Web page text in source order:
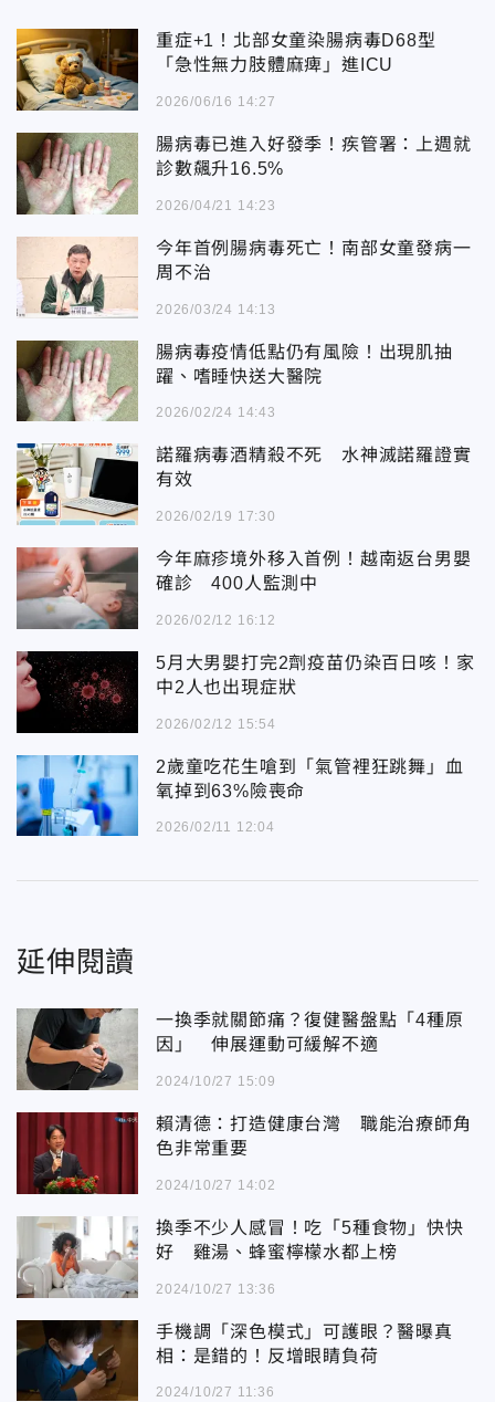
重症+1！北部女童染腸病毒D68型
「急性無力肢體麻痺」進ICU
2026/06/16 14:27
腸病毒已進入好發季！疾管署：上週就
診數飆升16.5%
2026/04/21 14:23
今年首例腸病毒死亡！南部女童發病一
周不治
2026/03/24 14:13
腸病毒疫情低點仍有風險！出現肌抽
躍、嗜睡快送大醫院
2026/02/24 14:43
諾羅病毒酒精殺不死 水神滅諾羅證實
有效
2026/02/19 17:30
今年麻疹境外移入首例！越南返台男嬰
確診 400人監測中
2026/02/12 16:12
5月大男嬰打完2劑疫苗仍染百日咳！家
中2人也出現症狀
2026/02/12 15:54
2歲童吃花生嗆到「氣管裡狂跳舞」血
氧掉到63%險喪命
2026/02/11 12:04
延伸閱讀
一換季就關節痛？復健醫盤點「4種原
因」 伸展運動可緩解不適
2024/10/27 15:09
賴清德：打造健康台灣 職能治療師角
色非常重要
2024/10/27 14:02
換季不少人感冒！吃「5種食物」快快
好 雞湯、蜂蜜檸檬水都上榜
2024/10/27 13:36
手機調「深色模式」可護眼？醫曝真
相：是錯的！反增眼睛負荷
2024/10/27 11:36